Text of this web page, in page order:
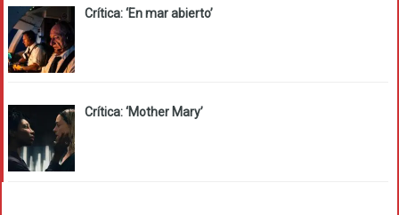
Crítica: ‘En mar abierto’
Crítica: ‘Mother Mary’